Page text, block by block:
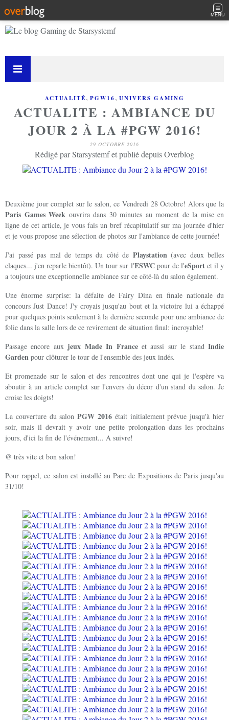
MENU
ACTUALITÉ, PGW16, UNIVERS GAMING
ACTUALITE : AMBIANCE DU
JOUR 2 À LA #PGW 2016!
29 OCTOBRE 2016
Rédigé par Starsystemf et publié depuis Overblog
Deuxième jour complet sur le salon, ce Vendredi 28 Octobre! Alors que la
Paris Games Week ouvrira dans 30 minutes au moment de la mise en
ligne de cet article, je vous fais un bref récapitulatif sur ma journée d'hier
et je vous propose une sélection de photos sur l'ambiance de cette journée!
J'ai passé pas mal de temps du côté de Playstation(avec deux belles
claques... j'en reparle bientôt). Un tour sur l'ESWCpour de l'eSportet il y
a toujours une exceptionnelle ambiance sur ce côté-là du salon également.
Une énorme surprise: la défaite de Fairy Dina en finale nationale du
concours Just Dance! J'y croyais jusqu'au bout et la victoire lui a échappé
pour quelques points seulement à la dernière seconde pour une ambiance de
folie dans la salle lors de ce revirement de situation final: incroyable!
Passage encore aux jeux Made In Franceet aussi sur le standIndie
Garden pour clôturer le tour de l'ensemble des jeux indés.
Et promenade sur le salon et des rencontres dont une qui je l'espère va
aboutir à un article complet sur l'envers du décor d'un stand du salon. Je
croise les doigts!
La couverture du salonPGW 2016 était initialement prévue jusqu'à hier
soir, mais il devrait y avoir une petite prolongation dans les prochains
jours, d'ici la fin de l'événement... A suivre!
@ très vite et bon salon!
Pour rappel, ce salon est installé au Parc de Expositions de Paris jusqu'au
31/10!